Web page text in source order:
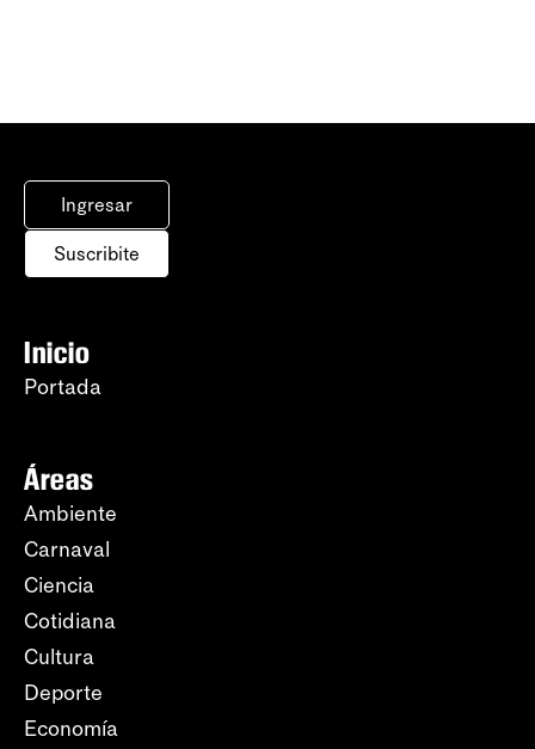
Ingresar
Suscribite
Inicio
Portada
Áreas
Ambiente
Carnaval
Ciencia
Cotidiana
Cultura
Deporte
Economía